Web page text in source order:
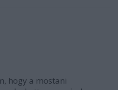
hogy a mostani